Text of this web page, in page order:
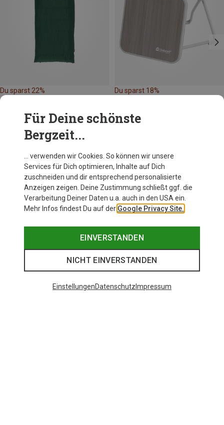
Du sparst 22% Du sparst 18%
Andere Kunden kauften auch
Für Deine schönste
Bergzeit...
… verwenden wir Cookies. So können wir unsere
Services für Dich optimieren, Inhalte auf Dich
zuschneiden und dir entsprechend personalisierte
Anzeigen zeigen. Deine Zustimmung schließt ggf. die
Verarbeitung Deiner Daten u.a. auch in den USA ein.
Mehr Infos findest Du auf der Google Privacy Site.
EINVERSTANDEN
NICHT EINVERSTANDEN
EinstellungenDatenschutz Impressum